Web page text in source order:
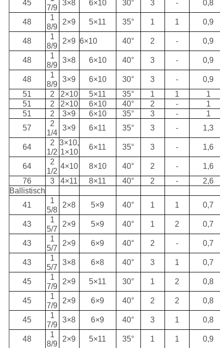
45
7/9
3×8 6×10 30° 3 - 0,8
48
1
8/9
2×9 5×11 35° 1 1 0,9
48
1
8/9
2×9 6×10 40° 2 - 0,9
48
1
8/9
3×8 6×10 40° 3 - 0,9
48
1
8/9
3×9 6×10 30° 3 -
0,9
51
2 2×10 5×11 35° 1 1
1
51
2 2×10 6×10 40° 2 -
1
51
2 3×9 6×10 35° 3 -
1
57
2
1/4
3×9 6×11 35° 3 - 1,3
64
2
1/2
3×10,
1×10
6×11 35° 3 - 1,6
64
2
1/2
4×10 8×10 40° 2 -
1,6
76
3 4×11 8×11 40° 2 -
2,6
Ballistisch
41
1
5/8
2×8 5×9 40° 1 1 0,7
43
1
5/7
2×9 5×9 40° 1 2 0,7
43
1
5/7
2×9 6×9 40° 2 - 0,7
43
1
5/7
3×8 6×8 40° 3 1 0,7
45
1
7/9
2×9 5×11 30° 1 2 0,8
45
1
7/9
2×9 6×9 40° 2 2 0,8
45
1
7/9
3×8 6×9 40° 3 1 0,8
48
1
8/9
2×9 5×11 35° 1 1 0,9